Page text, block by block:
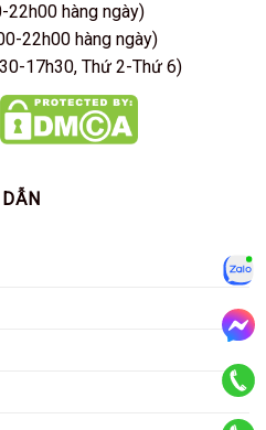
22h00 hàng ngày)
22h00 hàng ngày)
17h30, Thứ 2-Thứ 6)